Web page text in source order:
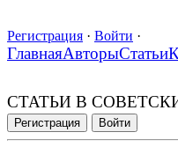
Регистрация · Войти ·
ГлавнаяАвторыСтатьи
СТАТЬИ В
Регистрация Войти